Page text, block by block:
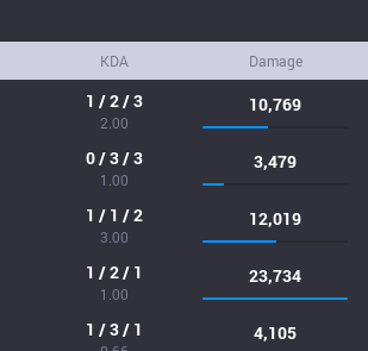
KDA Damage
1 / 2 / 3
2.00
10,769
0 / 3 / 3
1.00
3,479
1 / 1 / 2
3.00
12,019
1 / 2 / 1
1.00
23,734
1 / 3 / 1 4,105